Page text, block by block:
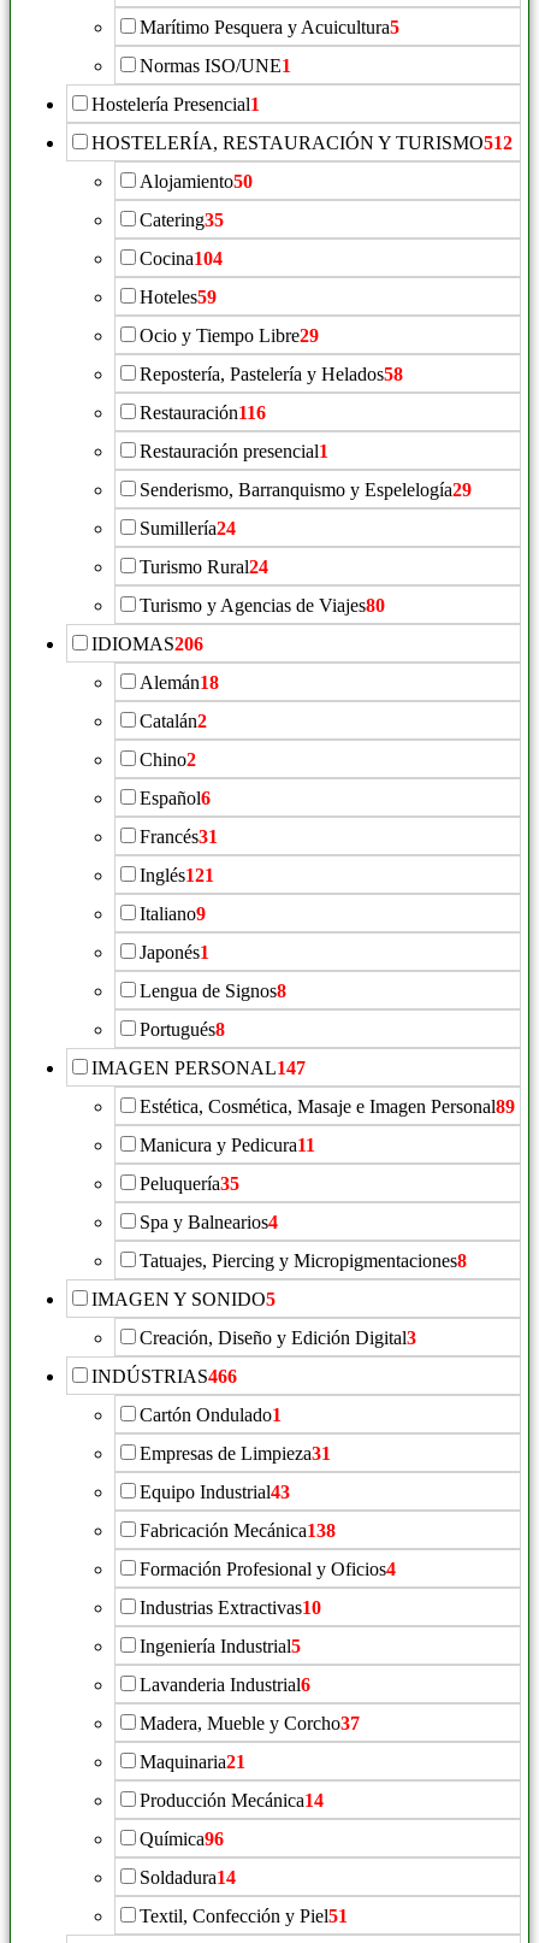
Marítimo Pesquera y Acuicultura5
Normas ISO/UNE1
Hostelería Presencial1
HOSTELERÍA, RESTAURACIÓN Y TURISMO512
Alojamiento50
Catering35
Cocina104
Hoteles59
Ocio y Tiempo Libre29
Repostería, Pastelería y Helados58
Restauración116
Restauración presencial1
Senderismo, Barranquismo y Espelelogía29
Sumillería24
Turismo Rural24
Turismo y Agencias de Viajes80
IDIOMAS206
Alemán18
Catalán2
Chino2
Español6
Francés31
Inglés121
Italiano9
Japonés1
Lengua de Signos8
Portugués8
IMAGEN PERSONAL147
Estética, Cosmética, Masaje e Imagen Personal89
Manicura y Pedicura11
Peluquería35
Spa y Balnearios4
Tatuajes, Piercing y Micropigmentaciones8
IMAGEN Y SONIDO5
Creación, Diseño y Edición Digital3
INDÚSTRIAS466
Cartón Ondulado1
Empresas de Limpieza31
Equipo Industrial43
Fabricación Mecánica138
Formación Profesional y Oficios4
Industrias Extractivas10
Ingeniería Industrial5
Lavanderia Industrial6
Madera, Mueble y Corcho37
Maquinaria21
Producción Mecánica14
Química96
Soldadura14
Textil, Confección y Piel51